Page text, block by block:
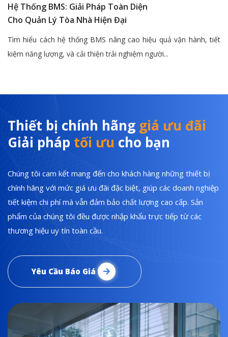
Hệ Thống BMS: Giải Pháp Toàn Diện
Cho Quản Lý Tòa Nhà Hiện Đại
Tìm hiểu cách hệ thống BMS nâng cao hiệu quả vận hành, tiết
kiệm năng lượng, và cải thiện trải nghiệm người...
Thiết bị chính hãng giá ưu đãi
Giải pháp tối ưu cho bạn
Chúng tôi cam kết mang đến cho khách hàng những thiết bị
chính hãng với mức giá ưu đãi đặc biệt, giúp các doanh nghiệp
tiết kiệm chi phí mà vẫn đảm bảo chất lượng cao cấp. Sản
phẩm của chúng tôi đều được nhập khẩu trực tiếp từ các
thương hiệu uy tín toàn cầu.
Yêu Cầu Báo Giá